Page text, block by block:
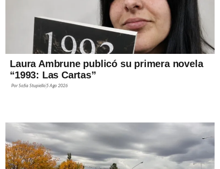
Laura Ambrune publicó su primera novela
“1993: Las Cartas”
PorSofía Stupiello5 Ago 2026